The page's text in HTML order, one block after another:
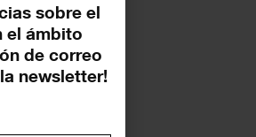
sobre el
el ámbito
de correo
newsletter!